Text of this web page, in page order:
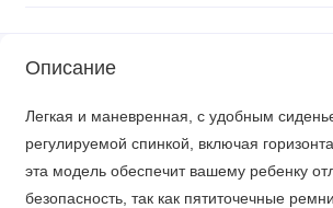
Описание
Легкая и маневренная, с удобным
регулируемой спинкой, включая
эта модель обеспечит вашему ребенку
безопасность, так как пятиточечные